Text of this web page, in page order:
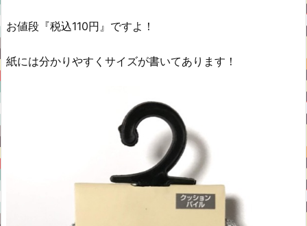
お値段『税込110円』ですよ！
紙には分かりやすくサイズが書いてあります！